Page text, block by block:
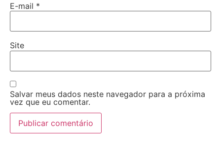
E-mail *
Site
Salvar meus dados neste navegador para a próxima
vez que eu comentar.